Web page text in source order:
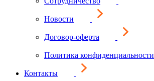
Новости
Договор-оферта
Политика конфиденциальности
Контакты